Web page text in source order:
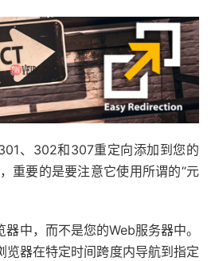
、302和307重定向添加到您的
重要的是要注意它使用所谓的“元
中，而不是您的Web服务器中。
览器在特定时间跨度内导航到指定